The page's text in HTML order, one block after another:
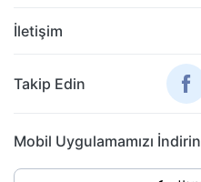
İletişim
Mobil Uygulamamızı İndirin
Takip Edin